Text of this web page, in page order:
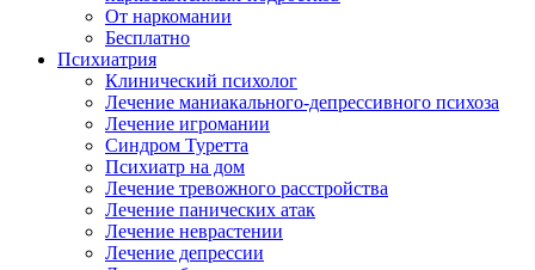
От наркомании
Бесплатно
Психиатрия
Клинический психолог
Лечение маниакального-депрессивного психоза
Лечение игромании
Синдром Туретта
Психиатр на дом
Лечение тревожного расстройства
Лечение панических атак
Лечение неврастении
Лечение депрессии